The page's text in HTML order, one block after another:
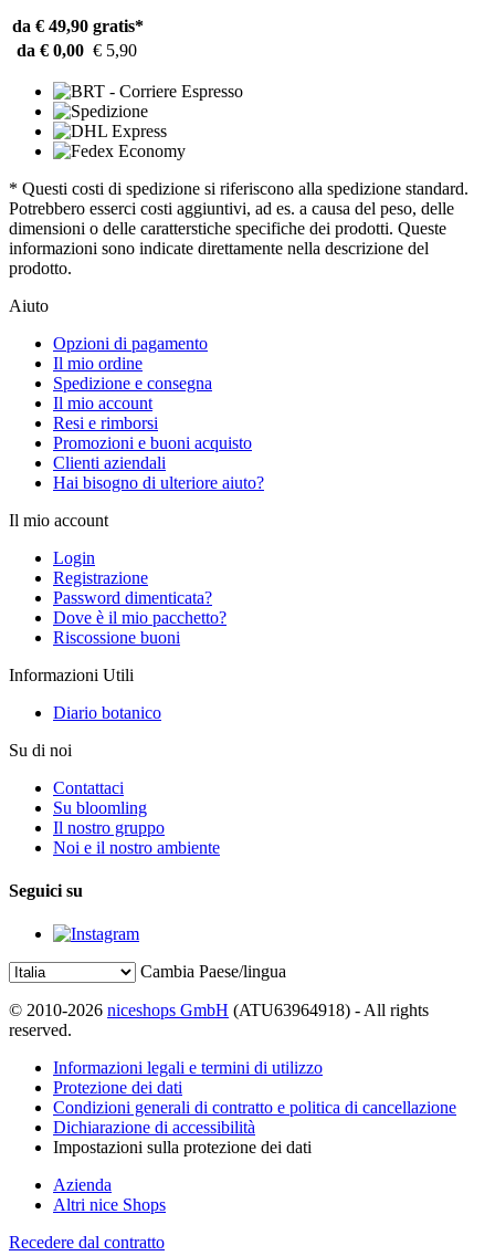
da € 49,90 gratis*
da € 0,00 € 5,90
* Questi costi di spedizione si riferiscono alla spedizione standard.
Potrebbero esserci costi aggiuntivi, ad es. a causa del peso, delle
dimensioni o delle caratterstiche specifiche dei prodotti. Queste
informazioni sono indicate direttamente nella descrizione del
prodotto.
Aiuto
Opzioni di pagamento
Il mio ordine
Spedizione e consegna
Il mio account
Resi e rimborsi
Promozioni e buoni acquisto
Clienti aziendali
Hai bisogno di ulteriore aiuto?
Il mio account
Login
Registrazione
Password dimenticata?
Dove è il mio pacchetto?
Riscossione buoni
Informazioni Utili
Diario botanico
Su di noi
Contattaci
Su bloomling
Il nostro gruppo
Noi e il nostro ambiente
Seguici su
Cambia Paese/lingua
© 2010-2026 niceshops GmbH (ATU63964918) - All rights
reserved.
Informazioni legali e termini di utilizzo
Protezione dei dati
Condizioni generali di contratto e politica di cancellazione
Dichiarazione di accessibilità
Impostazioni sulla protezione dei dati
Azienda
Altri nice Shops
Recedere dal contratto